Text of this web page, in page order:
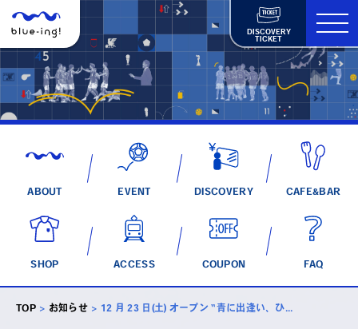
DISCOVERY
TICKET
ABOUT EVENT DISCOVERY CAFE&BAR
SHOP ACCESS COUPON FAQ
TOP > お知らせ > 12 月 23 日(土) オープン “青に出逢い、ひ...